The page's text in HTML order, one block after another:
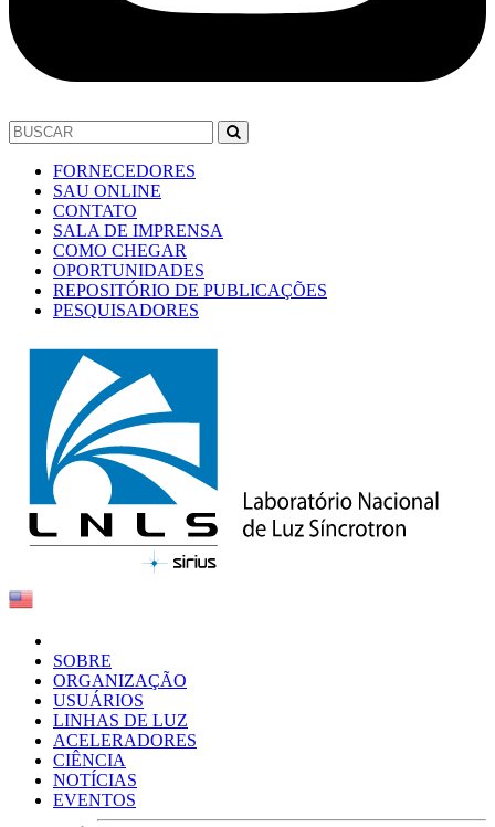
FORNECEDORES
SAU ONLINE
CONTATO
SALA DE IMPRENSA
COMO CHEGAR
OPORTUNIDADES
REPOSITÓRIO DE PUBLICAÇÕES
PESQUISADORES
SOBRE
ORGANIZAÇÃO
USUÁRIOS
LINHAS DE LUZ
ACELERADORES
CIÊNCIA
NOTÍCIAS
EVENTOS